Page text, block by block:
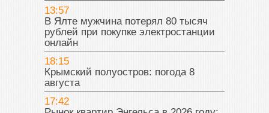
13:57
В Ялте мужчина потерял 80 тысяч
рублей при покупке электростанции
онлайн
18:15
Крымский полуостров: погода 8
августа
17:42